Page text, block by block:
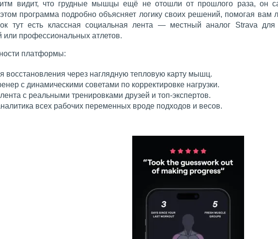
видит, что грудные мышцы ещё не отошли от прошлого раза, он
программа подробно объясняет логику своих решений, помогая вам
тут есть классная социальная лента — местный аналог Strava
или профессиональных атлетов.
платформы:
восстановления через наглядную тепловую карту мышц.
с динамическими советами по корректировке нагрузки.
с реальными тренировками друзей и топ-экспертов.
всех рабочих переменных вроде подходов и весов.